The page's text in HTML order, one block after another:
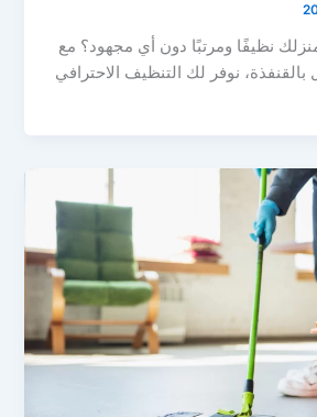
نظيفًا ومرتبًا دون أي مجهود؟ مع
نوفر لك التنظيف الاحترافي